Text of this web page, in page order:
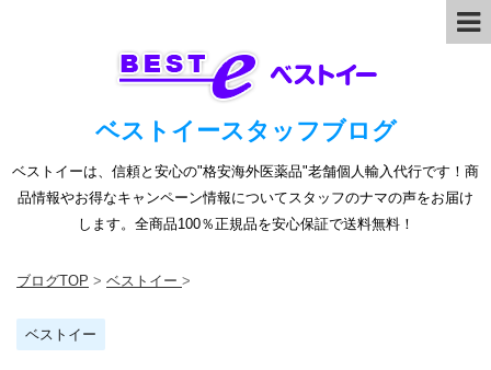
ベストイースタッフブログ
ベストイーは、信頼と安心の"格安海外医薬品"老舗個人輸入代行です！商
品情報やお得なキャンペーン情報についてスタッフのナマの声をお届け
します。全商品100％正規品を安心保証で送料無料！
ブログTOP > ベストイー >
ベストイー